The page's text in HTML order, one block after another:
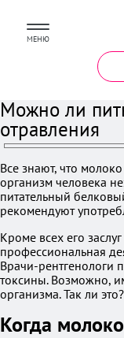
МЕНЮ
Можно ли
отравления
Все знают, что
организм человека
питательный
рекомендуют
Кроме всех его
профессиональная
Врачи-рентгенологи
токсины. Возможно,
организма. Так ли
Когда